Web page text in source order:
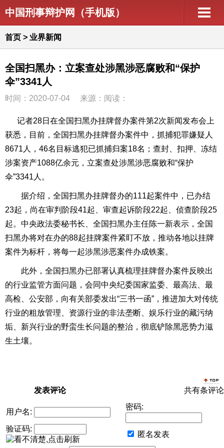
中国刑事辩护网（手机版）
首页 > 业界新闻
全国扫黑办：立案查处涉黑涉恶腐败和“保护
伞”3341人
时间：2020-07-04 来源：阅读：
记者28日在全国扫黑办挂牌督办案件第2次新闻发布会上
获悉，目前，全国扫黑办挂牌督办案件中，抓捕犯罪嫌疑人
8671人，46名目标逃犯已抓捕归案18名；查封、扣押、冻结
涉案资产1088亿余元，立案查处涉黑涉恶腐败和“保护
伞”3341人。
据介绍，全国扫黑办挂牌督办的111起案件中，已办结
23起，尚在审判阶段41起、审查起诉阶段22起、侦查阶段25
起。中央政法委秘书长、全国扫黑办主任陈一新表示，全国
扫黑办将对在办的88起挂牌案件紧盯不放，推动各地以挂牌
案件为标杆，将每一起涉黑涉恶案件办成铁案。
此外，全国扫黑办已部署认真梳理挂牌督办案件反映出
的行业监管方面问题，会同中央纪委国家监委、最高法、最
高检、公安部，向有关部委发出“三书一函”，推进加大对传统
行业的粗放管理、资源行业的非法垄断、娱乐行业的藏污纳
垢、新兴行业的野蛮生长问题的整治，彻底铲除黑恶势力滋
生土壤。
发表评论 共有条评论
用户名:
密码:
验证码:
匿名发表